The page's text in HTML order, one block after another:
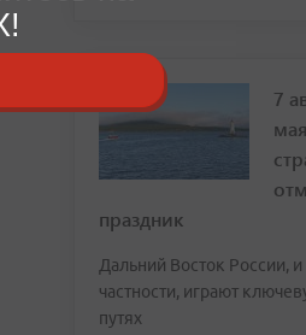
7
праздник
Дальний Восток России,
частности, играют
путях